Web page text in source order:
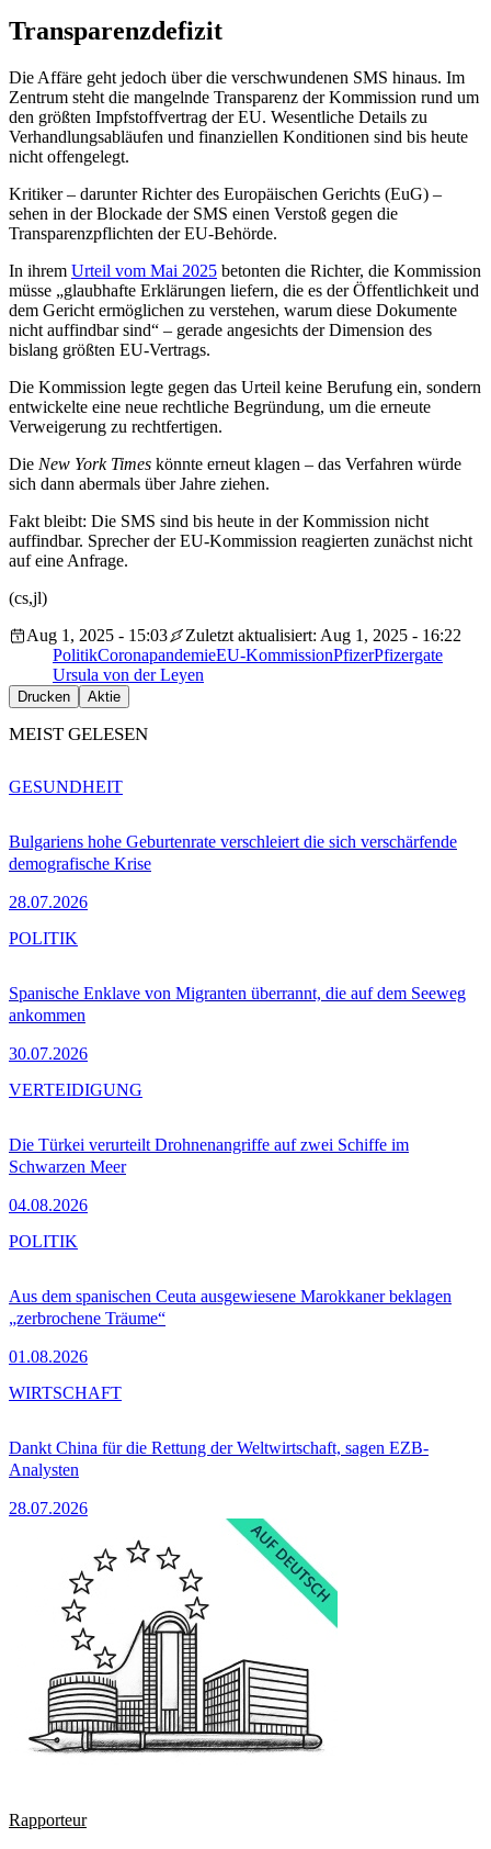
Transparenzdefizit
Die Affäre geht jedoch über die verschwundenen SMS hinaus. Im
Zentrum steht die mangelnde Transparenz der Kommission rund um
den größten Impfstoffvertrag der EU. Wesentliche Details zu
Verhandlungsabläufen und finanziellen Konditionen sind bis heute
nicht offengelegt.
Kritiker – darunter Richter des Europäischen Gerichts (EuG) –
sehen in der Blockade der SMS einen Verstoß gegen die
Transparenzpflichten der EU-Behörde.
In ihrem Urteil vom Mai 2025 betonten die Richter, die Kommission
müsse „glaubhafte Erklärungen liefern, die es der Öffentlichkeit und
dem Gericht ermöglichen zu verstehen, warum diese Dokumente
nicht auffindbar sind“ – gerade angesichts der Dimension des
bislang größten EU-Vertrags.
Die Kommission legte gegen das Urteil keine Berufung ein, sondern
entwickelte eine neue rechtliche Begründung, um die erneute
Verweigerung zu rechtfertigen.
Die New York Times könnte erneut klagen – das Verfahren würde
sich dann abermals über Jahre ziehen.
Fakt bleibt: Die SMS sind bis heute in der Kommission nicht
auffindbar. Sprecher der EU-Kommission reagierten zunächst nicht
auf eine Anfrage.
(cs,jl)
Aug 1, 2025 - 15:03
Zuletzt aktualisiert: Aug 1, 2025 - 16:22
PolitikCoronapandemieEU-KommissionPfizerPfizergate
Ursula von der Leyen
Drucken Aktie
MEIST GELESEN
Bulgariens hohe Geburtenrate verschleiert die sich verschärfende
demografische Krise
28.07.2026
GESUNDHEIT
Spanische Enklave von Migranten überrannt, die auf dem Seeweg
ankommen
30.07.2026
POLITIK
Die Türkei verurteilt Drohnenangriffe auf zwei Schiffe im
Schwarzen Meer
04.08.2026
VERTEIDIGUNG
Aus dem spanischen Ceuta ausgewiesene Marokkaner beklagen
„zerbrochene Träume“
01.08.2026
POLITIK
Dankt China für die Rettung der Weltwirtschaft, sagen EZB-
Analysten
28.07.2026
WIRTSCHAFT
Rapporteur